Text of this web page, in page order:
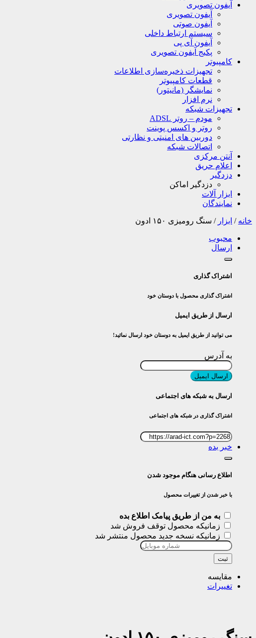
آیفون تصویری
آیفون تصویری
آیفون صوتی
سیستم ارتباط داخلی
آیفون آی پی
پکیج آیفون تصویری
کامپیوتر
تجهیزات ذخیره‌سازی اطلاعات
قطعات کامپیوتر
نمایشگر (مانیتور)
نرم افزار
تجهیزات شبکه
مودم – روتر ADSL
روتر و اکسس پوینت
دوربین های امنیتی و نظارتی
اتصالات شبکه
آنتن مرکزی
اعلام حریق
دزدگیر
دزدگیر اماکن
ابزار آلات
نمایندگان
خانه / ابزار / سنگ رومیزی ۱۵۰ ادون
محبوب
ارسال
اشتراک گذاری
اشتراک گذاری محصول با دوستان خود
ارسال از طریق ایمیل
می توانید از طریق ایمیل به دوستان خود ارسال نمائید!
به آدرس
ارسال ایمیل
ارسال به شبکه های اجتماعی
اشتراک گذاری در شبکه های اجتماعی
خبر بده
اطلاع رسانی هنگام موجود شدن
با خبر شدن از تغییرات محصول
به من از طریق پیامک اطلاع بده
زمانیکه محصول توقف فروش شد
زمانیکه نسخه جدید محصول منتشر شد
ثبت
مقایسه
تغییرات